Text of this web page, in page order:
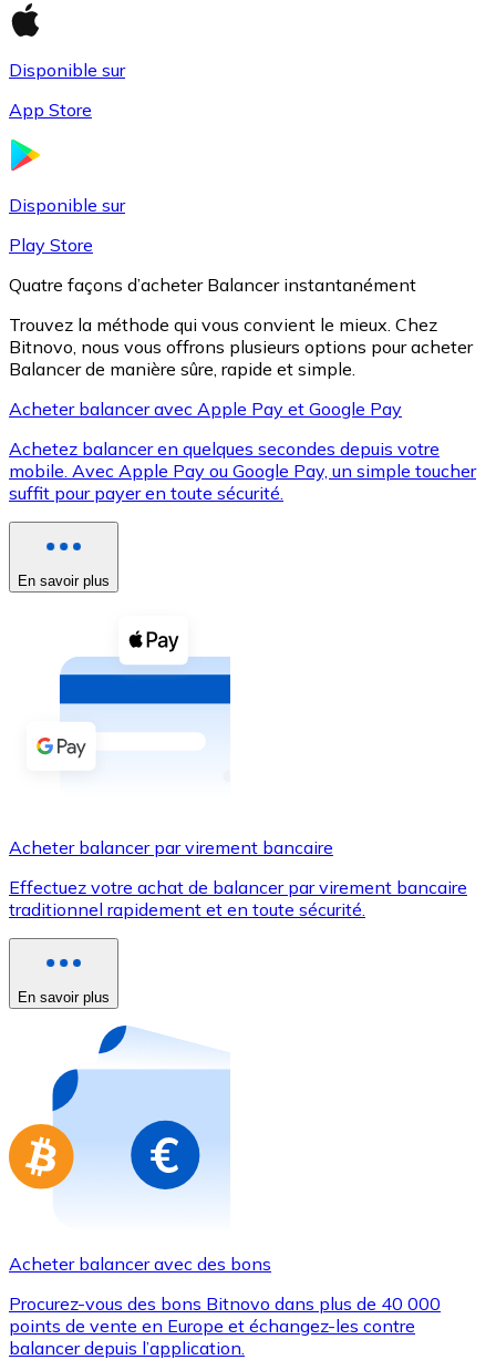
XRP
XRP
Voir toutes
Coupons crypto
Achetez des cryptomonnaies en espèces et d'autres
Acheter avec espèces
Virement SEPA
Utilisez les cartes Visa et Mastercard pour acheter
Acheter avec carte
Nouveau
Achetez des cartes-cadeaux de vos marques
Aller à la boutique de cartes-cadeaux
Disponible sur
App Store
Disponible sur
Play Store
Quatre façons d’acheter Balancer instantanément
Trouvez la méthode qui vous convient le mieux. Chez
Bitnovo, nous vous offrons plusieurs options pour acheter
Balancer de manière sûre, rapide et simple.
Acheter balancer avec Apple Pay et Google Pay
Achetez balancer en quelques secondes depuis votre
mobile. Avec Apple Pay ou Google Pay, un simple toucher
suffit pour payer en toute sécurité.
En savoir plus
Acheter balancer par virement bancaire
Effectuez votre achat de balancer par virement bancaire
traditionnel rapidement et en toute sécurité.
En savoir plus
Acheter balancer avec des bons
Procurez-vous des bons Bitnovo dans plus de 40 000
points de vente en Europe et échangez-les contre
balancer depuis l’application.